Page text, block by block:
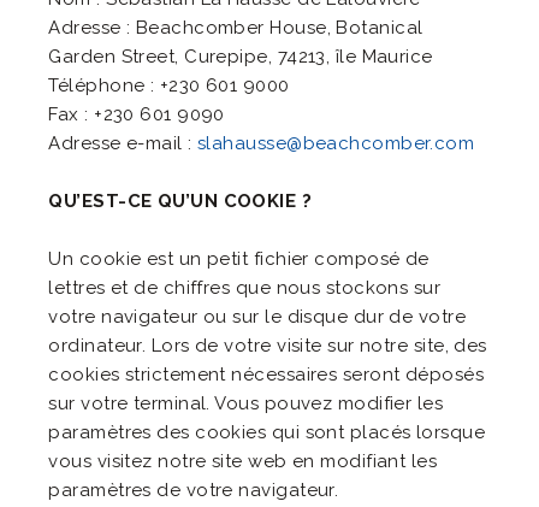
Adresse : Beachcomber House, Botanical
Garden Street, Curepipe, 74213, île Maurice
Téléphone : +230 601 9000
Fax : +230 601 9090
Adresse e-mail :slahausse@beachcomber.com
QU’EST-CE QU’UN COOKIE ?
Un cookie est un petit fichier composé de
lettres et de chiffres que nous stockons sur
votre navigateur ou sur le disque dur de votre
ordinateur. Lors de votre visite sur notre site, des
cookies strictement nécessaires seront déposés
sur votre terminal. Vous pouvez modifier les
paramètres des cookies qui sont placés lorsque
vous visitez notre site web en modifiant les
paramètres de votre navigateur.